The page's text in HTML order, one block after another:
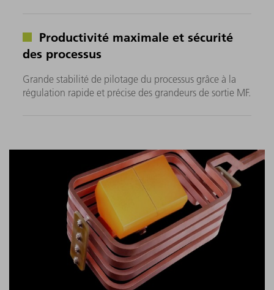
Productivité maximale et sécurité
des processus
Grande stabilité de pilotage du processus grâce à la
régulation rapide et précise des grandeurs de sortie MF.